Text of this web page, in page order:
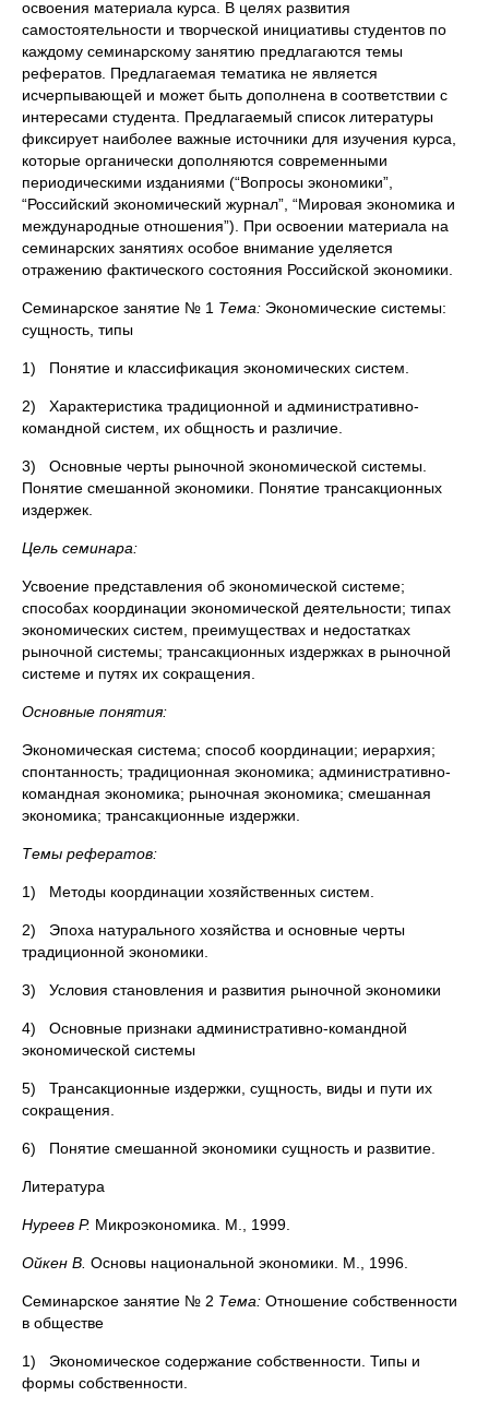
освоения материала курса. В целях развития
самостоятельности и творческой инициативы студентов по
каждому семинарскому занятию предлагаются темы
рефератов. Предлагаемая тематика не является
исчерпывающей и может быть дополнена в соответствии с
интересами студента. Предлагаемый список литературы
фиксирует наиболее важные источники для изучения курса,
которые органически дополняются современными
периодическими изданиями (“Вопросы экономики”,
“Российский экономический журнал”, “Мировая экономика и
международные отношения”). При освоении материала на
семинарских занятиях особое внимание уделяется
отражению фактического состояния Российской экономики.
Семинарское занятие № 1 Тема: Экономические системы:
сущность, типы
1) Понятие и классификация экономических систем.
2) Характеристика традиционной и административно-
командной систем, их общность и различие.
3) Основные черты рыночной экономической системы.
Понятие смешанной экономики. Понятие трансакционных
издержек.
Цель семинара:
Усвоение представления об экономической системе;
способах координации экономической деятельности; типах
экономических систем, преимуществах и недостатках
рыночной системы; трансакционных издержках в рыночной
системе и путях их сокращения.
Основные понятия:
Экономическая система; способ координации; иерархия;
спонтанность; традиционная экономика; административно-
командная экономика; рыночная экономика; смешанная
экономика; трансакционные издержки.
Темы рефератов:
1) Методы координации хозяйственных систем.
2) Эпоха натурального хозяйства и основные черты
традиционной экономики.
3) Условия становления и развития рыночной экономики
4) Основные признаки административно-командной
экономической системы
5) Трансакционные издержки, сущность, виды и пути их
сокращения.
6) Понятие смешанной экономики сущность и развитие.
Литература
Нуреев Р. Микроэкономика. М., 1999.
Ойкен В. Основы национальной экономики. М., 1996.
Семинарское занятие № 2 Тема: Отношение собственности
в обществе
1) Экономическое содержание собственности. Типы и
формы собственности.